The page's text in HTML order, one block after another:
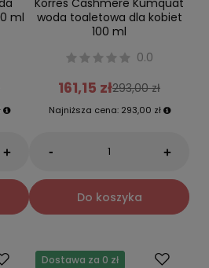
ml
+
woda toaletowa dla kobiet
100 ml
0.0
161,15 zł293,00 zł
Najniższa cena: 293,00 zł
- +
Do koszyka
Dostawa za 0 zł